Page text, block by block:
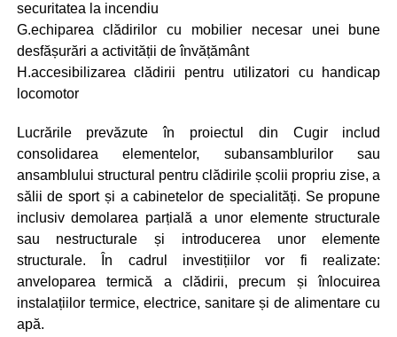
securitatea la incendiu
G.echiparea clădirilor cu mobilier necesar unei bune
desfășurări a activității de învățământ
H.accesibilizarea clădirii pentru utilizatori cu handicap
locomotor
Lucrările prevăzute în proiectul din Cugir includ
consolidarea elementelor, subansamblurilor sau
ansamblului structural pentru clădirile școlii propriu zise, a
sălii de sport și a cabinetelor de specialități. Se propune
inclusiv demolarea parțială a unor elemente structurale
sau nestructurale și introducerea unor elemente
structurale. În cadrul investițiilor vor fi realizate:
anveloparea termică a clădirii, precum și înlocuirea
instalațiilor termice, electrice, sanitare și de alimentare cu
apă.